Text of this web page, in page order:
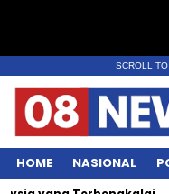
SCROLL
HOME NASIONAL